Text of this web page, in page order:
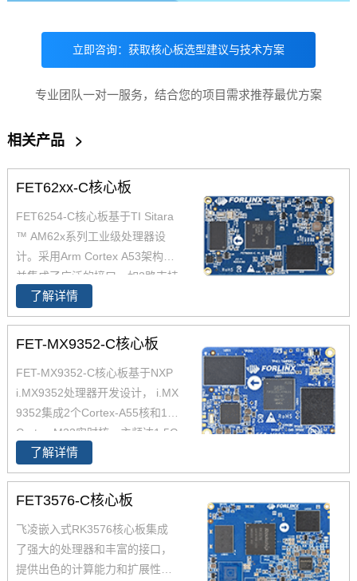
立即咨询：获取核心板选型建议与技术方案
专业团队一对一服务，结合您的项目需求推荐最优方案
相关产品 >
FET62xx-C核心板
FET6254-C核心板基于TI Sitara
™ AM62x系列工业级处理器设
计。采用Arm Cortex A53架构，
并集成了广泛的接口，如2路支持
TSN的千兆以太网、USB 2.0CA
N-FD，AM6254核心板兼容AM6
2x全系列处理器，提供单核、双
容，飞凌嵌入式已经适配AM625
4 AM6231 AM6232三款芯片为
您带来灵活的成本组合方案，AM
如人机界面(HMI)、工业计算机、
边缘计算、零售自动化、充电桩
控制单元(TCU)、医疗设备等。
了解详情
FET-MX9352-C核心板
FET-MX9352-C核心板基于NXP
i.MX9352处理器开发设计， i.MX
9352集成2个Cortex-A55核和1个
Cortex-M33实时核，主频达1.5G
Hz， 原生支持8路UART、2路Et
hernet(含1路TSN)、2路USB 2.
0、2路CAN-FD总线等常用接
证的 i.MX 6和i.MX 8基础上进行
了升级，集成NPU 可加速边缘机
器学习应用，i.MX9352核心板体
了解详情
FET3576-C核心板
飞凌嵌入式RK3576核心板集成
了强大的处理器和丰富的接口，
提供出色的计算能力和扩展性。